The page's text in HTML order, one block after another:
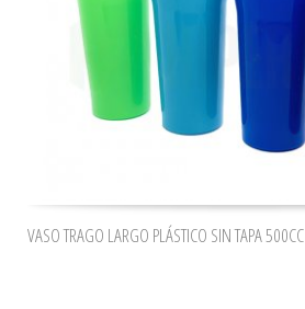
VASO TRAGO LARGO PLÁSTICO SIN TAPA 500CC